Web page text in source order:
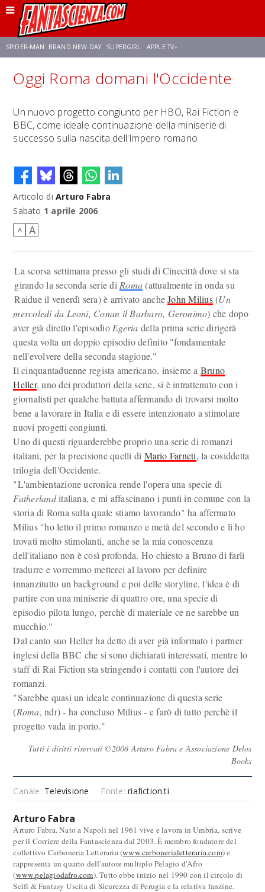
SPIDER-MAN: BRAND NEW DAY SUPERGIRL APPLE TV+
FRANCO RICCIARDIELLO ZENDAYA AVENGERS: DOOMSDAY STAR TREK
NETFLIX SADIE SINK STAR TREK: STRANGE NEW WORLDS
Oggi Roma domani l'Occidente
Un nuovo progetto congiunto per HBO, Rai Fiction e
BBC, come ideale continuazione della miniserie di
successo sulla nascita dell'Impero romano
Articolo di Arturo Fabra
Sabato 1 aprile 2006
A A
La scorsa settimana presso gli studi di Cinecittà dove si sta
girando la seconda serie di Roma(attualmente in onda su
Raidue il venerdì sera) è arrivato ancheJohn Milius(Un
mercoledì da Leoni, Conan il Barbaro, Geronimo) che dopo
aver già diretto l'episodio Egeria della prima serie dirigerà
questa volta un doppio episodio definito "fondamentale
nell'evolvere della seconda stagione."
Il cinquantaduenne regista americano, insieme a Bruno
Heller, uno dei produttori della serie, si è intrattenuto con i
giornalisti per qualche battuta affermando di trovarsi molto
bene a lavorare in Italia e di essere intenzionato a stimolare
nuovi progetti congiunti.
Uno di questi riguarderebbe proprio una serie di romanzi
italiani, per la precisione quelli di Mario Farneti, la cosiddetta
trilogia dell'Occidente.
"L'ambientazione ucronica rende l'opera una specie di
Fatherlanditaliana, e mi affascinano i punti in comune con la
storia di Roma sulla quale stiamo lavorando" ha affermato
Milius "ho letto il primo romanzo e metà del secondo e li ho
trovati molto stimolanti, anche se la mia conoscenza
dell'italiano non è così profonda. Ho chiesto a Bruno di farli
tradurre e vorremmo metterci al lavoro per definire
innanzitutto un background e poi delle storyline, l'idea è di
partire con una miniserie di quattro ore, una specie di
episodio pilota lungo, perchè di materiale ce ne sarebbe un
mucchio."
Dal canto suo Heller ha detto di aver già informato i partner
inglesi della BBC che si sono dichiarati interessati, mentre lo
staff di Rai Fiction sta stringendo i contatti con l'autore dei
romanzi.
"Sarebbe quasi un ideale continuazione di questa serie
(Roma, ndr) - ha concluso Milius - e farò di tutto perchè il
progetto vada in porto."
Tutti i diritti riservati ©2006 Arturo Fabra e Associazione Delos
Books
Canale: Televisione Fonte:riafiction.ti
Arturo Fabra
Arturo Fabra. Nato a Napoli nel 1961 vive e lavora in Umbria, scrive
per il Corriere della Fantascienza dal 2003. È membro fondatore del
collettivo Carboneria Letteraria (www.carbonerialetteraria.com) e
rappresenta un quarto dell'autore multiplo Pelagio d'Afro
(www.pelagiodafro.com). Tutto ebbe inizio nel 1990 con il circolo di
Scifi & Fantasy Uscita di Sicurezza di Perugia e la relativa fanzine.